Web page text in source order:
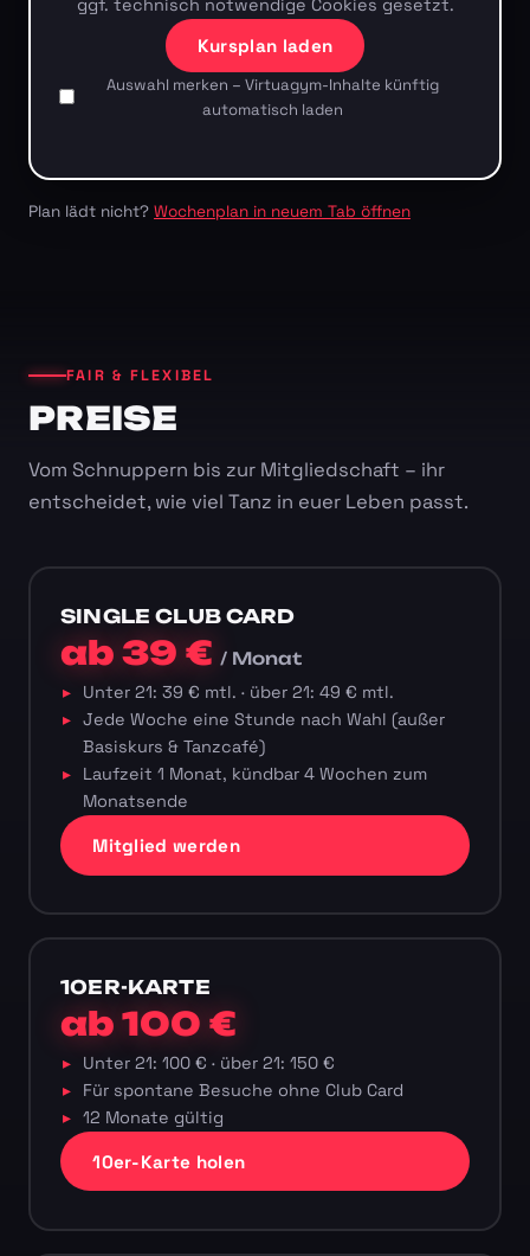
ggf. technisch notwendige Cookies gesetzt.
Kursplan laden
Auswahl merken – Virtuagym-Inhalte künftig
automatisch laden
Plan lädt nicht? Wochenplan in neuem Tab öffnen
FAIR & FLEXIBEL
PREISE
Vom Schnuppern bis zur Mitgliedschaft – ihr
entscheidet, wie viel Tanz in euer Leben passt.
SINGLE CLUB CARD
ab 39 €/ Monat
Unter 21: 39 € mtl. · über 21: 49 € mtl.
Jede Woche eine Stunde nach Wahl (außer
Basiskurs & Tanzcafé)
Laufzeit 1 Monat, kündbar 4 Wochen zum
Monatsende
Mitglied werden
10ER-KARTE
ab 100 €
Unter 21: 100 € · über 21: 150 €
Für spontane Besuche ohne Club Card
12 Monate gültig
10er-Karte holen